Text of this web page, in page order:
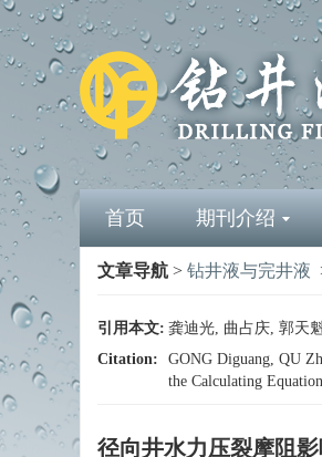
首页 期刊介绍
文章导航 > 钻井液与完井液
引用本文: 龚迪光, 曲占庆, 郭天
Citation:
GONG Diguang, QU
the Calculating
径向井水力压裂摩阻